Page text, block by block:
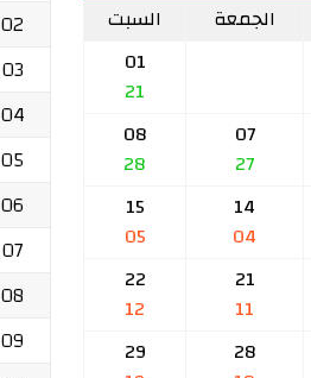
الجمعة
السبت
01
21
07
27
08
28
14
04
15
05
21
11
22
12
28
29
02
03
04
05
06
07
08
09